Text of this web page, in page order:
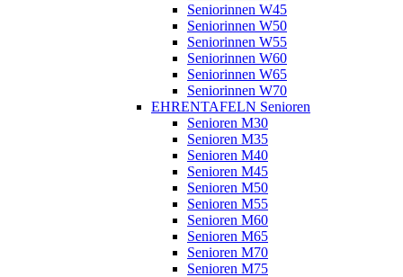
Seniorinnen W45
Seniorinnen W50
Seniorinnen W55
Seniorinnen W60
Seniorinnen W65
Seniorinnen W70
EHRENTAFELN Senioren
Senioren M30
Senioren M35
Senioren M40
Senioren M45
Senioren M50
Senioren M55
Senioren M60
Senioren M65
Senioren M70
Senioren M75